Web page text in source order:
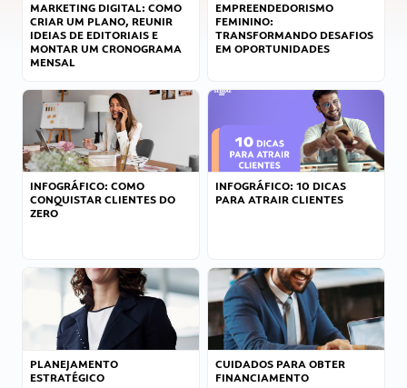
MARKETING DIGITAL: COMO
CRIAR UM PLANO, REUNIR
IDEIAS DE EDITORIAIS E
MONTAR UM CRONOGRAMA
MENSAL
EMPREENDEDORISMO
FEMININO:
TRANSFORMANDO DESAFIOS
EM OPORTUNIDADES
INFOGRÁFICO: COMO
CONQUISTAR CLIENTES DO
ZERO
INFOGRÁFICO: 10 DICAS
PARA ATRAIR CLIENTES
PLANEJAMENTO
ESTRATÉGICO
CUIDADOS PARA OBTER
FINANCIAMENTO